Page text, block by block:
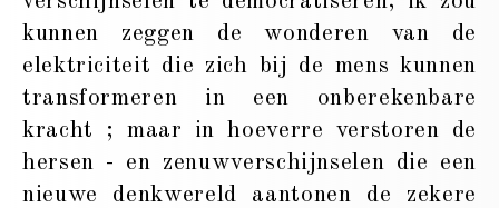
kunnen zeggen de wonderen van de
elektriciteit die zich bij de mens kunnen
transformeren in een onberekenbare
kracht ; maar in hoeverre verstoren de
hersen - en zenuwverschijnselen die een
nieuwe denkwereld aantonen de zekere